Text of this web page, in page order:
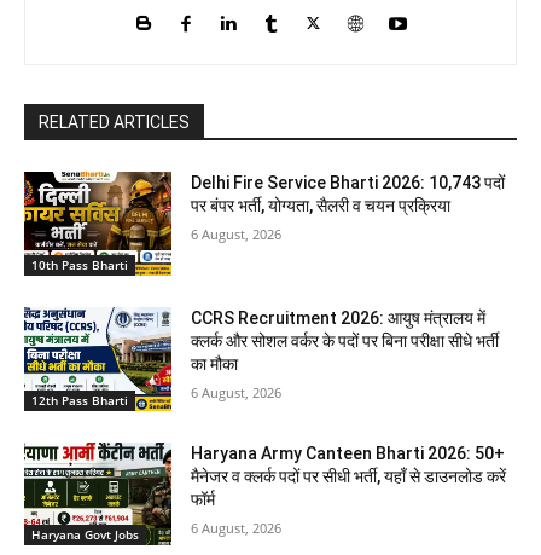
RELATED ARTICLES
10th Pass Bharti
Delhi Fire Service Bharti 2026: 10,743 पदों
पर बंपर भर्ती, योग्यता, सैलरी व चयन प्रक्रिया
6 August, 2026
12th Pass Bharti
CCRS Recruitment 2026: आयुष मंत्रालय में
क्लर्क और सोशल वर्कर के पदों पर बिना परीक्षा सीधे भर्ती
का मौका
6 August, 2026
Haryana Govt Jobs
Haryana Army Canteen Bharti 2026: 50+
मैनेजर व क्लर्क पदों पर सीधी भर्ती, यहाँ से डाउनलोड करें
फॉर्म
6 August, 2026